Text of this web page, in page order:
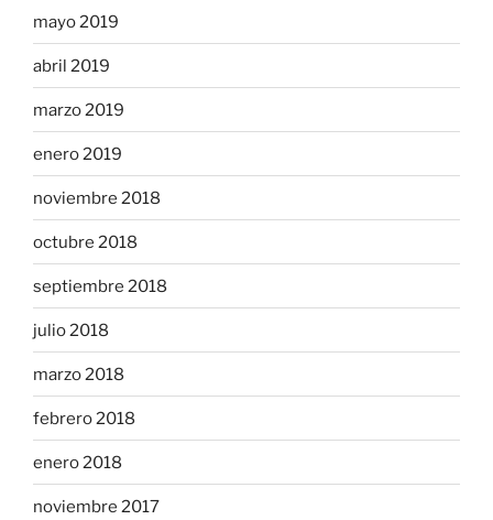
mayo 2019
abril 2019
marzo 2019
enero 2019
noviembre 2018
octubre 2018
septiembre 2018
julio 2018
marzo 2018
febrero 2018
enero 2018
noviembre 2017